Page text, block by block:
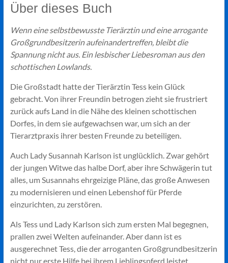
Über dieses Buch
Wenn eine selbstbewusste Tierärztin und eine arrogante
Großgrundbesitzerin aufeinandertreffen, bleibt die
Spannung nicht aus. Ein lesbischer Liebesroman aus den
schottischen Lowlands.
Die Großstadt hatte der Tierärztin Tess kein Glück
gebracht. Von ihrer Freundin betrogen zieht sie frustriert
zurück aufs Land in die Nähe des kleinen schottischen
Dorfes, in dem sie aufgewachsen war, um sich an der
Tierarztpraxis ihrer besten Freunde zu beteiligen.
Auch Lady Susannah Karlson ist unglücklich. Zwar gehört
der jungen Witwe das halbe Dorf, aber ihre Schwägerin tut
alles, um Susannahs ehrgeizige Pläne, das große Anwesen
zu modernisieren und einen Lebenshof für Pferde
einzurichten, zu zerstören.
Als Tess und Lady Karlson sich zum ersten Mal begegnen,
prallen zwei Welten aufeinander. Aber dann ist es
ausgerechnet Tess, die der arroganten Großgrundbesitzerin
nicht nur erste Hilfe bei ihrem Lieblingspferd leistet,